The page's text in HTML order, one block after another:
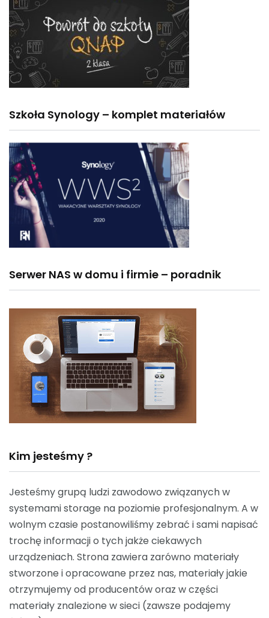
Szkoła Synology – komplet materiałów
Serwer NAS w domu i firmie – poradnik
Kim jesteśmy ?
Jesteśmy grupą ludzi zawodowo związanych w
systemami storage na poziomie profesjonalnym. A w
wolnym czasie postanowiliśmy zebrać i sami napisać
trochę informacji o tych jakże ciekawych
urządzeniach. Strona zawiera zarówno materiały
stworzone i opracowane przez nas, materiały jakie
otrzymujemy od producentów oraz w części
materiały znalezione w sieci (zawsze podajemy